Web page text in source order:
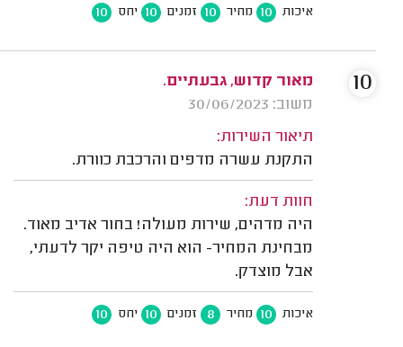
איכות 10 מחיר 10 זמנים 10 יחס 10
מאור קדוש, גבעתיים.
משוב: 30/06/2023
תיאור השירות:
התקנת עשרה מדפים והרכבת כוורת.
חוות דעת:
היה מדהים, שירות מעולה! בחור אדיב מאוד.
מבחינת המחיר- הוא היה טיפה יקר לדעתי,
אבל מוצדק.
איכות 10 מחיר 8 זמנים 10 יחס 10
10